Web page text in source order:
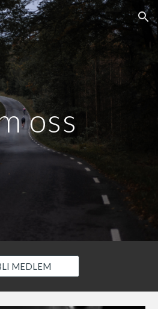
Skip to navigation
oss
MEDLEM